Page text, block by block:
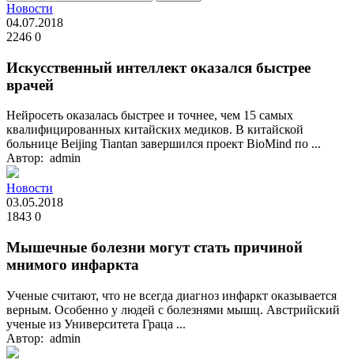
Новости
04.07.2018
2246 0
Искусственный интеллект оказался быстрее
врачей
Нейросеть оказалась быстрее и точнее, чем 15 самых
квалифицированных китайских медиков. В китайской
больнице Beijing Tiantan завершился проект BioMind по ...
Автор: admin
Новости
03.05.2018
1843 0
Мышечные болезни могут стать причиной
мнимого инфаркта
Ученые считают, что не всегда диагноз инфаркт оказывается
верным. Особенно у людей с болезнями мышц. Австрийский
ученые из Университета Граца ...
Автор: admin